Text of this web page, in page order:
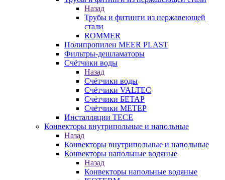
Назад
Трубы и фитинги из нержавеющей
стали
ROMMER
Полипропилен MEER PLAST
Фильтры-дешламаторы
Счётчики воды
Назад
Счётчики воды
Счётчики VALTEC
Счётчики БЕТАР
Счётчики МЕТЕР
Инсталляции TECE
Конвекторы внутрипольные и напольные
Назад
Конвекторы внутрипольные и напольные
Конвекторы напольные водяные
Назад
Конвекторы напольные водяные